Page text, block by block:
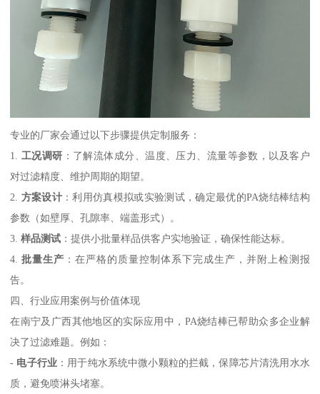
专业的厂家会通过以下步骤提供定制服务：
1. 工况调研 ：了解流体成分、温度、压力、流量等参数，以及客户
对过滤精度、维护周期的期望。
2. 方案设计 ：利用仿真模拟或实验测试，确定最优的PA烧结棒结构
参数（如壁厚、孔隙率、端盖形式）。
3.样品测试 ：提供小批量样品供客户实地验证，确保性能达标。
4.批量生产 ：在严格的质量控制体系下完成生产，并附上检测报
告。
四、行业应用案例与价值体现
在南宁及广西其他地区的实际应用中，PA烧结棒已帮助众多企业解
决了过滤难题。例如：
- 电子行业 ：用于纯水系统中微小颗粒的拦截，保障芯片清洗用水水
质，避免喷淋头堵塞。